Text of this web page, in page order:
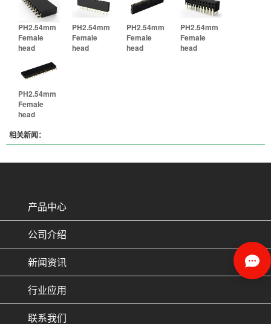
PH2.54mm
Female
head
PH2.54mm
Female
head
PH2.54mm
Female
head
PH2.54mm
Female
head
PH2.54mm
Female
head
相关新闻：
产品中心
公司介绍
新闻资讯
行业应用
联系我们